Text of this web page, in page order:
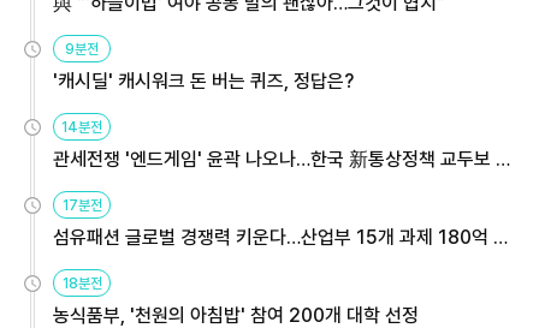
9분전
'캐시딜' 캐시워크 돈 버는 퀴즈, 정답은?
14분전
관세전쟁 '엔드게임' 윤곽 나오나…한국 新통상정책 교두보 활
17분전
섬유패션 글로벌 경쟁력 키운다…산업부 15개 과제 180억 지
18분전
농식품부, '천원의 아침밥' 참여 200개 대학 선정